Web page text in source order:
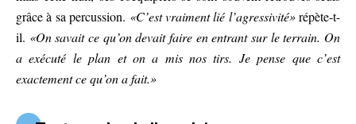
grâce à sa percussion. «C’est vraiment lié l’agressivité»répète-t-
il. «On savait ce qu’on devait faire en entrant sur le terrain. On
a exécuté le plan et on a mis nos tirs. Je pense que c’est
exactement ce qu’on a fait.»